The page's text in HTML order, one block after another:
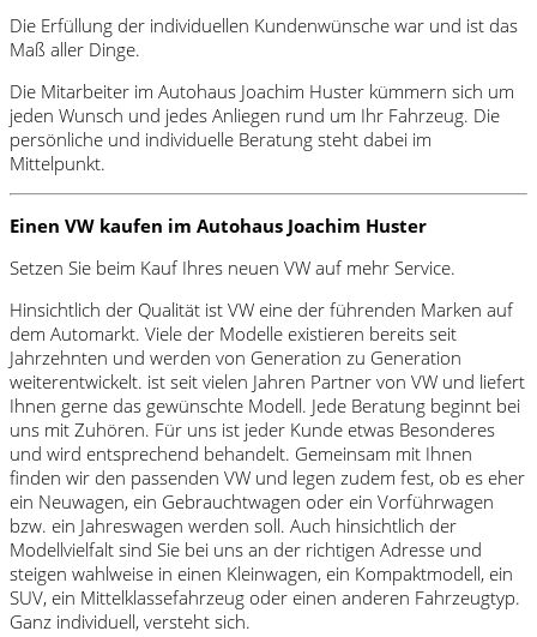
Die Erfüllung der individuellen Kundenwünsche war und ist das
Maß aller Dinge.
Die Mitarbeiter im Autohaus Joachim Huster kümmern sich um
jeden Wunsch und jedes Anliegen rund um Ihr Fahrzeug. Die
persönliche und individuelle Beratung steht dabei im
Mittelpunkt.
Einen VW kaufen im Autohaus Joachim Huster
Setzen Sie beim Kauf Ihres neuen VW auf mehr Service.
Hinsichtlich der Qualität ist VW eine der führenden Marken auf
dem Automarkt. Viele der Modelle existieren bereits seit
Jahrzehnten und werden von Generation zu Generation
weiterentwickelt. ist seit vielen Jahren Partner von VW und liefert
Ihnen gerne das gewünschte Modell. Jede Beratung beginnt bei
uns mit Zuhören. Für uns ist jeder Kunde etwas Besonderes
und wird entsprechend behandelt. Gemeinsam mit Ihnen
finden wir den passenden VW und legen zudem fest, ob es eher
ein Neuwagen, ein Gebrauchtwagen oder ein Vorführwagen
bzw. ein Jahreswagen werden soll. Auch hinsichtlich der
Modellvielfalt sind Sie bei uns an der richtigen Adresse und
steigen wahlweise in einen Kleinwagen, ein Kompaktmodell, ein
SUV, ein Mittelklassefahrzeug oder einen anderen Fahrzeugtyp.
Ganz individuell, versteht sich.